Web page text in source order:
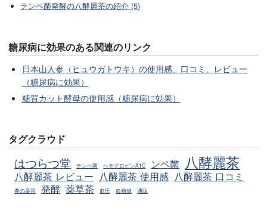
テンペ菌発酵の八酵麗茶の紹介 (5)
糖尿病に効果のある関連のリンク
日本山人参（ヒュウガトウキ）の使用感、口コミ、レビュー
（糖尿病に効果）
糖質カット酵母の使用感（糖尿病に効果）
タグクラウド
はつらつ堂 テンペ菌 ヘモグロビンA1C ンペ菌 八酵麗茶
八酵麗茶 レビュー 八酵麗茶 使用感 八酵麗茶 口コミ
桑の葉茶 発酵 薬草茶 血圧 血糖値 通販